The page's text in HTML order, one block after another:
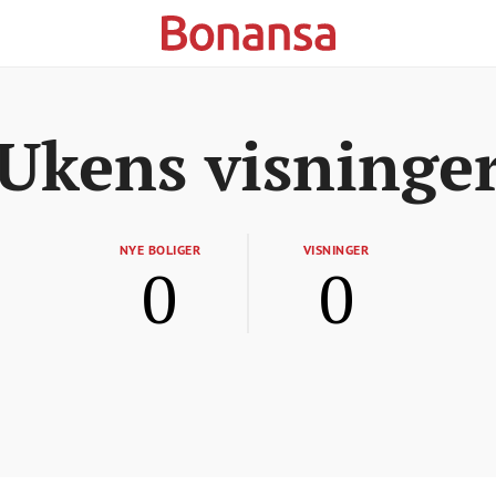
NYE BOLIGER
0
VISNINGER
0